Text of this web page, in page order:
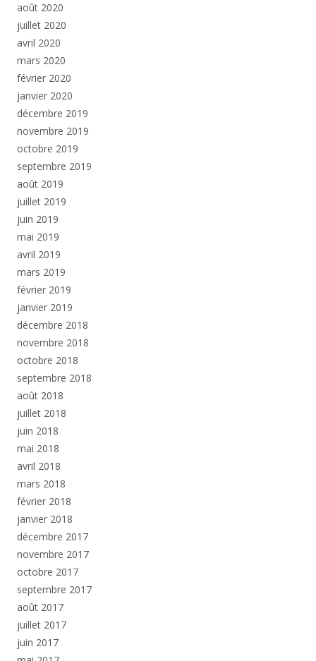
août 2020
juillet 2020
avril 2020
mars 2020
février 2020
janvier 2020
décembre 2019
novembre 2019
octobre 2019
septembre 2019
août 2019
juillet 2019
juin 2019
mai 2019
avril 2019
mars 2019
février 2019
janvier 2019
décembre 2018
novembre 2018
octobre 2018
septembre 2018
août 2018
juillet 2018
juin 2018
mai 2018
avril 2018
mars 2018
février 2018
janvier 2018
décembre 2017
novembre 2017
octobre 2017
septembre 2017
août 2017
juillet 2017
juin 2017